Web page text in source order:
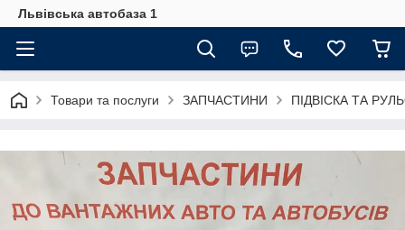
Львівська автобаза 1
Товари та послуги ЗАПЧАСТИНИ ПІДВІСКА ТА